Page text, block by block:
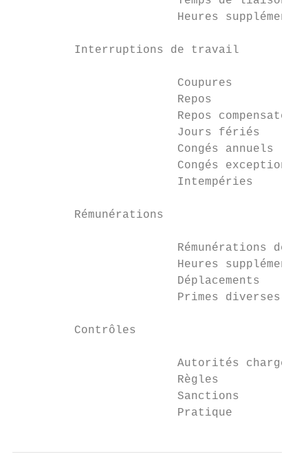
Heures
         Interruptions de travail
Coupures
Repos
Repos
Jours fériés
Congés annuels
Congés
Intempéries
         Rémunérations
Rémunérations de
Heures
Déplacements
Primes diverses
         Contrôles
Autorités chargées
Règles
Sanctions
Pratique